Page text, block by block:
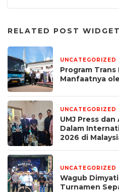
RELATED POST
UNCATEGORIZED
Program
Manfaatnya
UNCATEGORIZED
UMJ Press
Dalam
2026 di
UNCATEGORIZED
Wagub
Turnamen